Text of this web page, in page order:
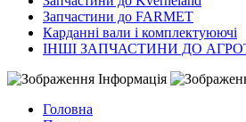
Запчастини до FARMET
Карданні вали і комплектуюючі
ІНШІ ЗАПЧАСТИНИ ДО
Інформація
Головна